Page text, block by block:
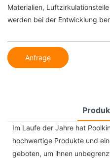
Materialien,
werden bei der Entwicklung
Anfrage
Im Laufe der Jahre hat
hochwertige Produkte und
geboten, um ihnen